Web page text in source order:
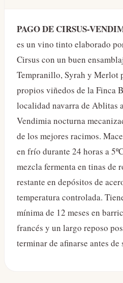
PAGO DE CIRSUS-
es un vino tinto elaborado
Cirsus con un buen
Tempranillo, Syrah y Merlot
propios viñedos de la Finca
localidad navarra de Ablitas
Vendimia nocturna
de los mejores racimos.
en frío durante 24 horas a
mezcla fermenta en tinas de
restante en depósitos de
temperatura controlada.
mínima de 12 meses en
francés y un largo reposo
terminar de afinarse antes